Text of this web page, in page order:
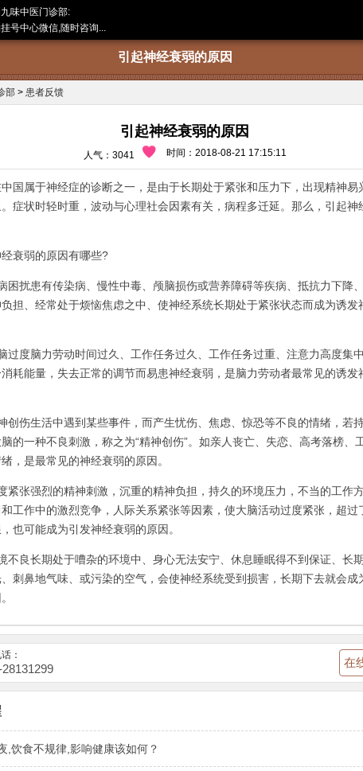
味中医门诊部:
号中心微信,随时咨询...
引起神经衰弱的原因
部 > 患者反馈
引起神经衰弱的原因
人气：3041 时间：2018-08-21 17:15:11
国属于神经症的诊断之一，是由于长期处于紧张和压力下，出现精神易
症状时轻时重，波动与心理社会因素有关，病程多迁延。那么，引起神
弱的原因有哪些?
扰患有传染病、慢性中毒、颅脑损伤或营养障碍等疾病、抵抗力下降
担、经常处于烦恼焦虑之中、使神经系统长期处于紧张状态而成为诱发
度脑力劳动时间过久、工作任务过久、工作任务过重、注意力高度集
耗能量，失去正常的调节而易患神经衰弱，是脑力劳动者最常见的诱发
伤生活中遇到某些事件，而产生忧伤、焦虑、惊恐等不良的情绪，若
的一种不良刺激，称之为“精神创伤”。如亲人丧亡、失恋、高考落榜、
，是最常见的神经衰弱的原因。
张强烈的精神刺激，沉重的精神负担，持久的环境压力，不当的工作
工作中的激烈竞争，人际关系紧张等因素，使大脑活动过度紧张，超过
也可能成为引发神经衰弱的原因。
良长期处于嘈杂的环境中、身心无法安宁、休息睡眠得不到保证、长
刺鼻地气味、或污染的空气，会使神经系统受到损害，长期下去就会成
：
在
,饮食不规律,影响健康该如何？